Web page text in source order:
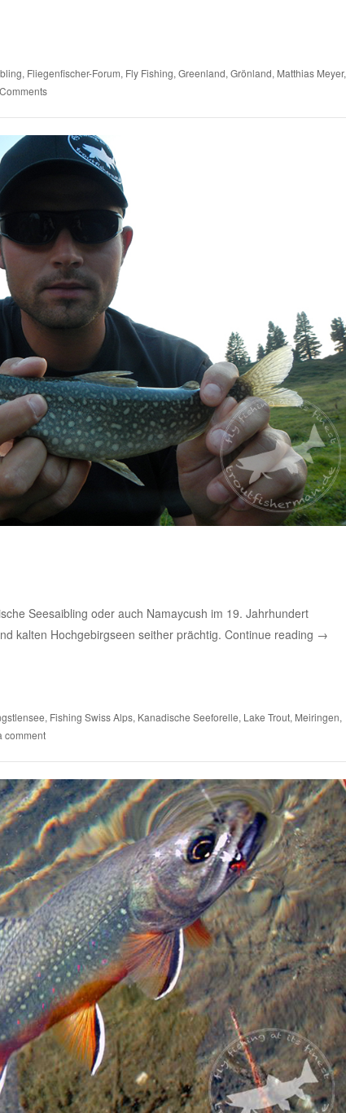
, Fliegenfischer-Forum, Fly Fishing, Greenland, Grönland, Matthias Meyer,
Seesaibling oder auch Namaycush im 19. Jahrhundert
kalten Hochgebirgseen seither prächtig. Continue reading →
, Fishing Swiss Alps, Kanadische Seeforelle, Lake Trout, Meiringen,
comment